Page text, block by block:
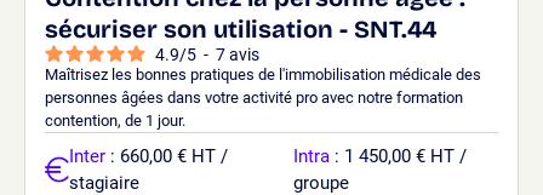
sécuriser son utilisation - SNT.44
4.9/5 - 7avis
Maîtrisez les bonnes pratiques de l'immobilisation médicale des
personnes âgées dans votre activité pro avec notre formation
contention, de 1 jour.
Inter : 660,00 € HT /
stagiaire
Intra : 1 450,00 € HT /
groupe